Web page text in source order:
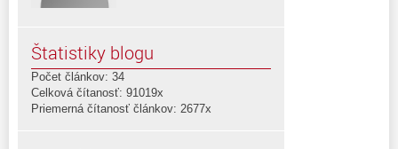
Štatistiky blogu
Počet článkov: 34
Celková čítanosť: 91019x
Priemerná čítanosť článkov: 2677x